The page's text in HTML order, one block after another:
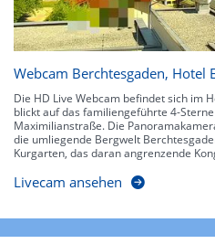
Webcam Berchtesgaden, Hotel
Die HD Live Webcam befindet sich im
blickt auf das familiengeführte 4-
Maximilianstraße. Die
die umliegende Bergwelt
Kurgarten, das daran angrenzende
Livecam ansehen